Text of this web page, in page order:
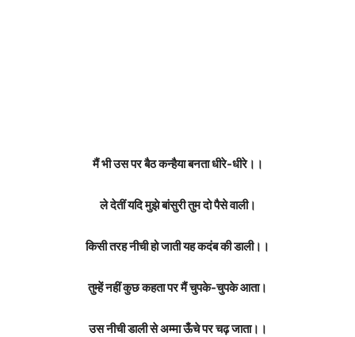
मैं भी उस पर बैठ कन्हैया बनता धीरे-धीरे।।
ले देतीं यदि मुझे बांसुरी तुम दो पैसे वाली।
किसी तरह नीची हो जाती यह कदंब की डाली।।
तुम्हें नहीं कुछ कहता पर मैं चुपके-चुपके आता।
उस नीची डाली से अम्मा ऊँचे पर चढ़ जाता।।